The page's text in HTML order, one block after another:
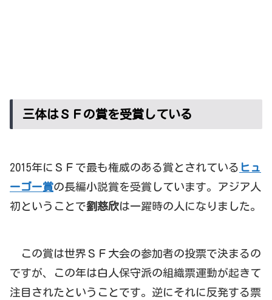
三体はＳＦの賞を受賞している
2015年にＳＦで最も権威のある賞とされている ヒュ
ーゴー賞の長編小説賞を受賞しています。アジア人
初ということで劉慈欣は一躍時の人になりました。
この賞は世界ＳＦ大会の参加者の投票で決まるの
ですが、この年は白人保守派の組織票運動が起きて
注目されたということです。逆にそれに反発する票